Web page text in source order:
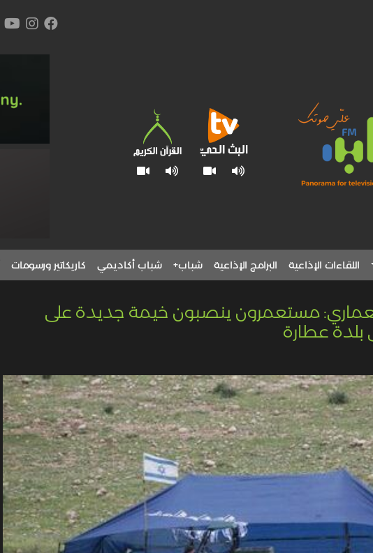
اللقاءات الإذاعية البرامج الإذاعية شباب+ شباب أكاديمي كاريكاتير ورسومات
مستعمرون ينصبون خيمة جديدة على
بلدة عطارة